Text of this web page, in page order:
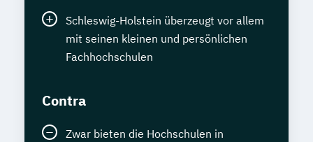
Schleswig-Holstein überzeugt vor allem
mit seinen kleinen und persönlichen
Fachhochschulen
Contra
Zwar bieten die Hochschulen in